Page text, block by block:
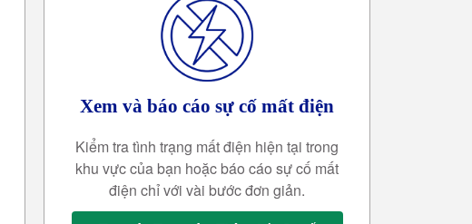
Xem và báo cáo sự cố mất điện
Kiểm tra tình trạng mất điện hiện tại trong
khu vực của bạn hoặc báo cáo sự cố mất
điện chỉ với vài bước đơn giản.